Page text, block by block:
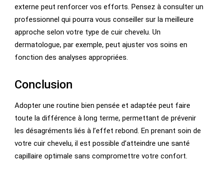
externe peut renforcer vos efforts. Pensez à consulter un
professionnel qui pourra vous conseiller sur la meilleure
approche selon votre type de cuir chevelu. Un
dermatologue, par exemple, peut ajuster vos soins en
fonction des analyses appropriées.
Conclusion
Adopter une routine bien pensée et adaptée peut faire
toute la différence à long terme, permettant de prévenir
les désagréments liés à l’effet rebond. En prenant soin de
votre cuir chevelu, il est possible d’atteindre une santé
capillaire optimale sans compromettre votre confort.